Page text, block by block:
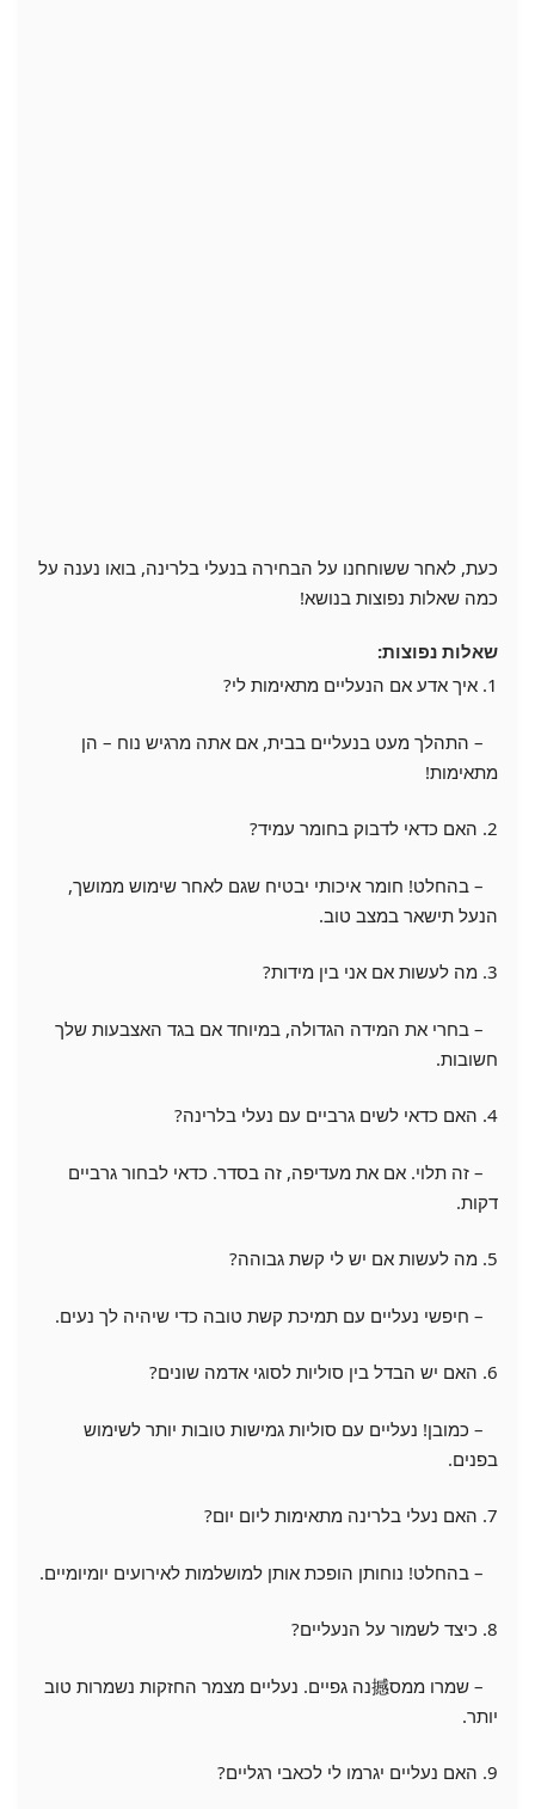
כעת, לאחר ששוחחנו על הבחירה בנעלי בלרינה, בואו נענה על
כמה שאלות נפוצות בנושא!
שאלות נפוצות:
1. איך אדע אם הנעליים מתאימות לי?
– התהלך מעט בנעליים בבית, אם אתה מרגיש נוח – הן
מתאימות!
2. האם כדאי לדבוק בחומר עמיד?
– בהחלט! חומר איכותי יבטיח שגם לאחר שימוש ממושך,
הנעל תישאר במצב טוב.
3. מה לעשות אם אני בין מידות?
– בחרי את המידה הגדולה, במיוחד אם בגד האצבעות שלך
חשובות.
4. האם כדאי לשים גרביים עם נעלי בלרינה?
– זה תלוי. אם את מעדיפה, זה בסדר. כדאי לבחור גרביים
דקות.
5. מה לעשות אם יש לי קשת גבוהה?
– חיפשי נעליים עם תמיכת קשת טובה כדי שיהיה לך נעים.
6. האם יש הבדל בין סוליות לסוגי אדמה שונים?
– כמובן! נעליים עם סוליות גמישות טובות יותר לשימוש
בפנים.
7. האם נעלי בלרינה מתאימות ליום יום?
– בהחלט! נוחותן הופכת אותן למושלמות לאירועים יומיומיים.
8. כיצד לשמור על הנעליים?
– שמרו ממס撼נה גפיים. נעליים מצמר החזקות נשמרות טוב
יותר.
9. האם נעליים יגרמו לי לכאבי רגליים?